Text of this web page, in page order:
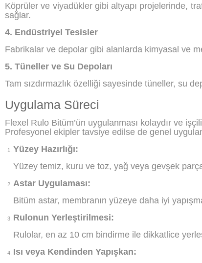
Köprüler ve viyadükler gibi altyapı projelerinde,
sağlar.
4. Endüstriyel Tesisler
Fabrikalar ve depolar gibi alanlarda kimyasal ve
5. Tüneller ve Su Depoları
Tam sızdırmazlık özelliği sayesinde tüneller, su
Uygulama Süreci
Flexel Rulo Bitüm’ün uygulanması kolaydır ve
Profesyonel ekipler tavsiye edilse de genel
Yüzey Hazırlığı:
Yüzey temiz, kuru ve toz, yağ veya gevşek
Astar Uygulaması:
Bitüm astar, membranın yüzeye daha iyi
Rulonun Yerleştirilmesi:
Rulolar, en az 10 cm bindirme ile dikkatlice
Isı veya Kendinden Yapışkan: